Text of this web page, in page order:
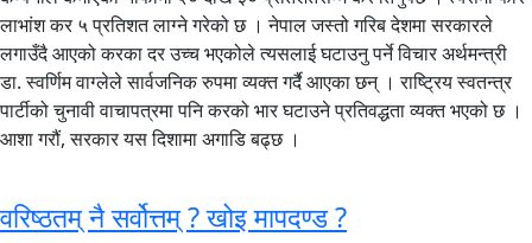
लाभांश कर ५ प्रतिशत लाग्ने गरेको छ । नेपाल जस्तो गरिब देशमा सरकारले
लगाउँदै आएको करका दर उच्च भएकोले त्यसलाई घटाउनु पर्ने विचार अर्थमन्त्री
डा. स्वर्णिम वाग्लेले सार्वजनिक रुपमा व्यक्त गर्दै आएका छन् । राष्ट्रिय स्वतन्त्र
पार्टीको चुनावी वाचापत्रमा पनि करको भार घटाउने प्रतिवद्धता व्यक्त भएको छ ।
आशा गरौं, सरकार यस दिशामा अगाडि बढ्छ ।
वरिष्ठतम् नै सर्वोत्तम् ? खोइ मापदण्ड ?